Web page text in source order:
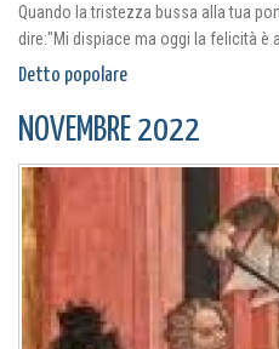
Quando la tristezza bussa alla tua
dire:"Mi dispiace ma oggi la felicità è
Detto popolare
NOVEMBRE 2022